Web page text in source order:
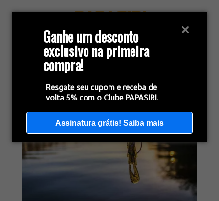
Ganhe um desconto
exclusivo na primeira
compra!
Resgate seu cupom e receba de
volta 5% com o Clube PAPASIRI.
Assinatura grátis! Saiba mais